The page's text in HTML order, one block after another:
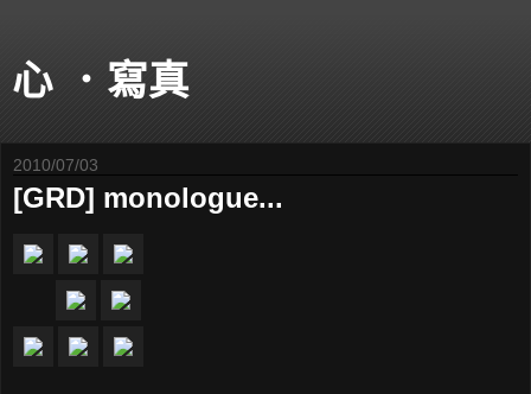
心 ．寫真
2010/07/03
[GRD] monologue...